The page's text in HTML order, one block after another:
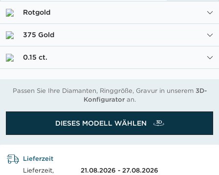
Rotgold
375 Gold
0.15 ct.
Passen Sie Ihre Diamanten, Ringgröße, Gravur in unserem 3D-
Konfiguratoran.
DIESES MODELL WÄHLEN
Lieferzeit
Lieferzeit,
21.08.2026 - 27.08.2026